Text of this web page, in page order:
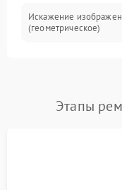
Искажение
(геометрическое)
Проблемы с
Этапы